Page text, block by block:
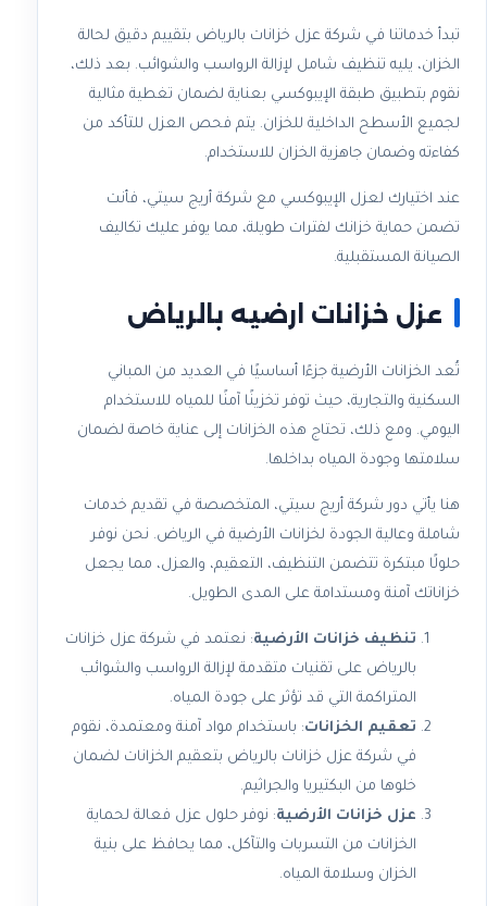
تبدأ خدماتنا في شركة عزل خزانات بالرياض بتقييم دقيق لحالة
الخزان، يليه تنظيف شامل لإزالة الرواسب والشوائب. بعد ذلك،
نقوم بتطبيق طبقة الإيبوكسي بعناية لضمان تغطية مثالية
لجميع الأسطح الداخلية للخزان. يتم فحص العزل للتأكد من
كفاءته وضمان جاهزية الخزان للاستخدام.
عند اختيارك لعزل الإيبوكسي مع شركة أريج سيتي، فأنت
تضمن حماية خزانك لفترات طويلة، مما يوفر عليك تكاليف
الصيانة المستقبلية.
عزل خزانات ارضيه بالرياض​
تُعد الخزانات الأرضية جزءًا أساسيًا في العديد من المباني
السكنية والتجارية، حيث توفر تخزينًا آمنًا للمياه للاستخدام
اليومي. ومع ذلك، تحتاج هذه الخزانات إلى عناية خاصة لضمان
سلامتها وجودة المياه بداخلها.
هنا يأتي دور شركة أريج سيتي، المتخصصة في تقديم خدمات
شاملة وعالية الجودة لخزانات الأرضية في الرياض. نحن نوفر
حلولًا مبتكرة تتضمن التنظيف، التعقيم، والعزل، مما يجعل
خزاناتك آمنة ومستدامة على المدى الطويل.
تنظيف خزانات الأرضية: نعتمد في شركة عزل خزانات
بالرياض على تقنيات متقدمة لإزالة الرواسب والشوائب
المتراكمة التي قد تؤثر على جودة المياه.
تعقيم الخزانات: باستخدام مواد آمنة ومعتمدة، نقوم
في شركة عزل خزانات بالرياض بتعقيم الخزانات لضمان
خلوها من البكتيريا والجراثيم.
عزل خزانات الأرضية: نوفر حلول عزل فعالة لحماية
الخزانات من التسربات والتآكل، مما يحافظ على بنية
الخزان وسلامة المياه.